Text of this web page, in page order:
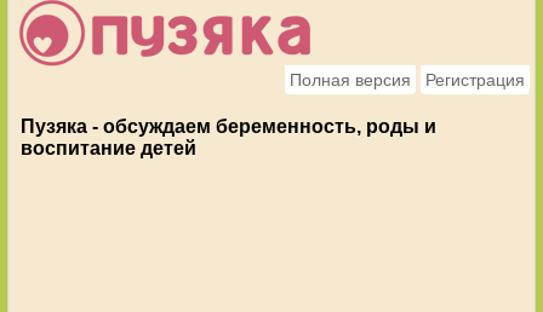
Полная версия Регистрация
Пузяка - обсуждаем беременность, роды и
воспитание детей